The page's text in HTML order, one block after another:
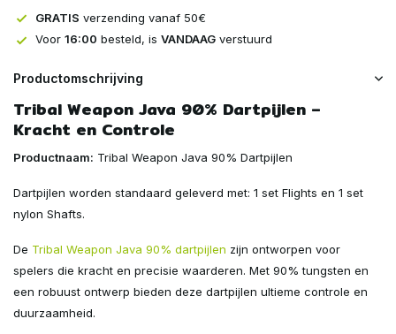
GRATIS verzending vanaf 50€
Voor 16:00 besteld, is VANDAAG verstuurd
Productomschrijving
Tribal Weapon Java 90% Dartpijlen –
Kracht en Controle
Productnaam: Tribal Weapon Java 90% Dartpijlen
Dartpijlen worden standaard geleverd met: 1 set Flights en 1 set
nylon Shafts.
De Tribal Weapon Java 90% dartpijlen zijn ontworpen voor
spelers die kracht en precisie waarderen. Met 90% tungsten en
een robuust ontwerp bieden deze dartpijlen ultieme controle en
duurzaamheid.